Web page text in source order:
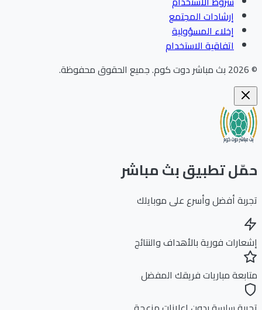
إرشادات المجتمع
إخلاء المسؤولية
اتفاقية الاستخدام
بث مباشر دوت كوم.جميع الحقوق محفوظة.
تطبيق بث مباشر
أفضل وأسرع على موبايلك
فورية بالأهداف والنتائج
مباريات فريقك المفضل